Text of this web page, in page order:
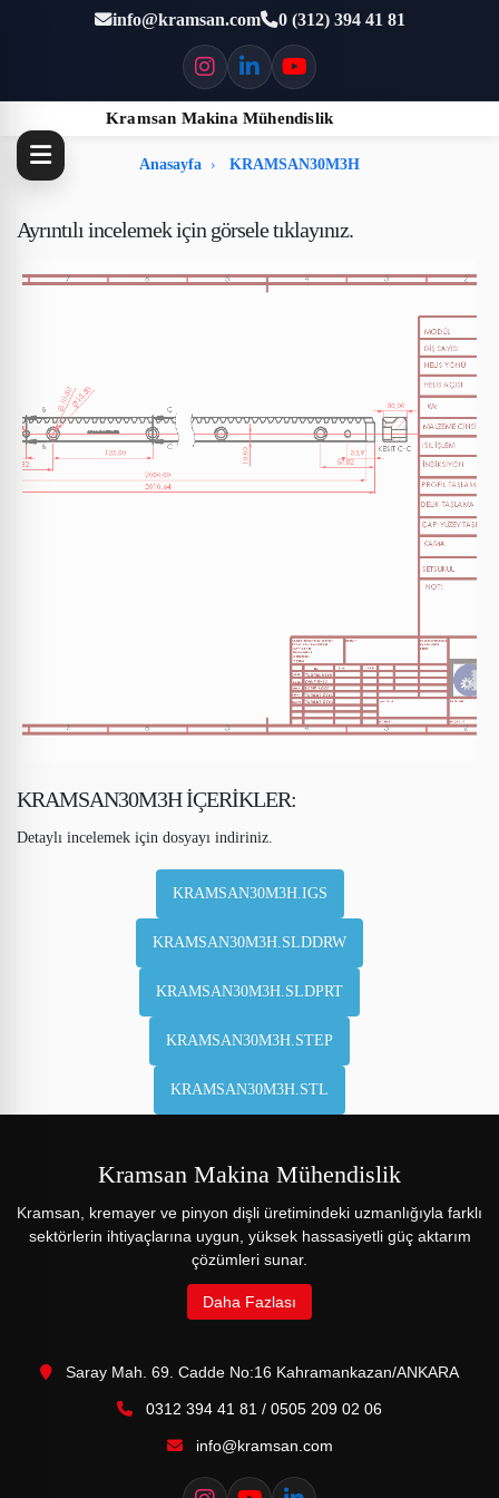
info@kramsan.com 0 (312) 394 41 81
Kramsan Makina Mühendislik
Anasayfa KRAMSAN30M3H
Ayrıntılı incelemek için görsele tıklayınız.
KRAMSAN30M3H İÇERİKLER:
Detaylı incelemek için dosyayı indiriniz.
KRAMSAN30M3H.IGS
KRAMSAN30M3H.SLDDRW
KRAMSAN30M3H.SLDPRT
KRAMSAN30M3H.STEP
KRAMSAN30M3H.STL
Kramsan Makina Mühendislik
Kramsan, kremayer ve pinyon dişli üretimindeki uzmanlığıyla farklı
sektörlerin ihtiyaçlarına uygun, yüksek hassasiyetli güç aktarım
çözümleri sunar.
Daha Fazlası
Saray Mah. 69. Cadde No:16 Kahramankazan/ANKARA
0312 394 41 81 / 0505 209 02 06
info@kramsan.com